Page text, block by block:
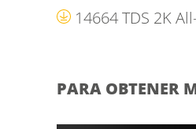
14664 TDS 2K
PARA OBTENER